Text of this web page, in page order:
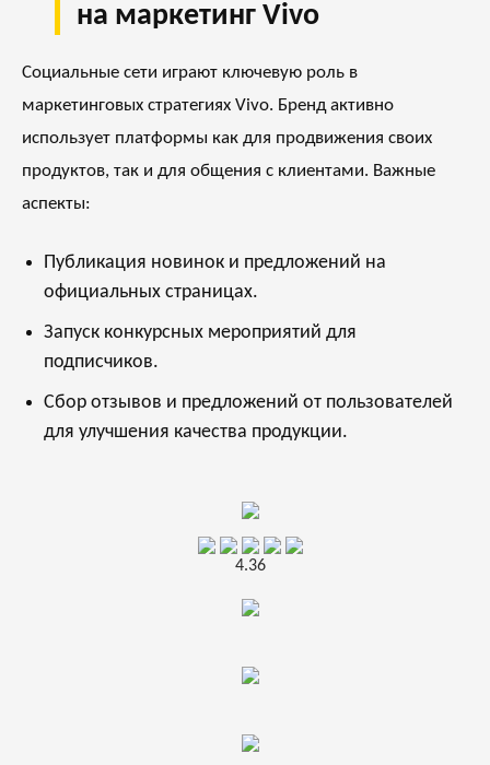
на маркетинг Vivo
Социальные сети играют ключевую роль в
маркетинговых стратегиях Vivo. Бренд активно
использует платформы как для продвижения своих
продуктов, так и для общения с клиентами. Важные
аспекты:
Публикация новинок и предложений на
официальных страницах.
Запуск конкурсных мероприятий для
подписчиков.
Сбор отзывов и предложений от пользователей
для улучшения качества продукции.
4.36